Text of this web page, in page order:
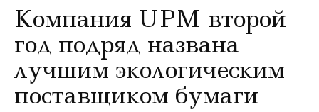
Компания UPM второй
год подряд названа
лучшим экологическим
поставщиком бумаги